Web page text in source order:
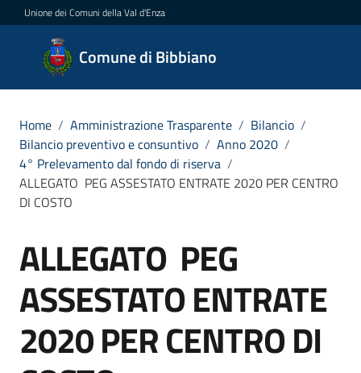
Vai al contenuto
Vai alla navigazione
Vai al footer
Unione dei Comuni della Val d'Enza
Comune di Bibbiano
Comune
di
Amministrazione
Menu selezionato
Servizi
Vivere
Home / Amministrazione Trasparente / Bilancio /
Bilancio preventivo e consuntivo / Anno 2020 /
4° Prelevamento dal fondo di riserva /
ALLEGATO PEG ASSESTATO ENTRATE 2020 PER CENTRO
DI COSTO
ALLEGATO PEG
ASSESTATO ENTRATE
2020 PER CENTRO DI